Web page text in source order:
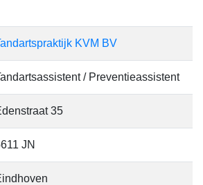
KVM BV
/ Preventieassistent
35
JN